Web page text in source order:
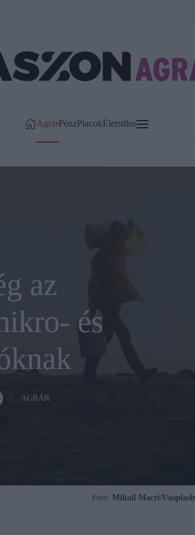
AgrárPénzPiacokÉletstílus
az
és
AGRÁR
Fotó: Mihail Macri/Unsplash